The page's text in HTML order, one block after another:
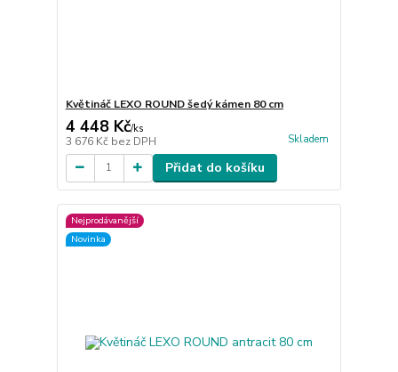
Květináč LEXO ROUND šedý kámen 80 cm
4 448 Kč/ks
3 676 Kč bez DPH Skladem
Přidat do košíku
Nejprodávanější
Novinka